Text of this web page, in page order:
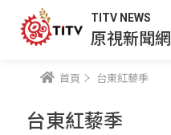
TITV NEWS
原視新聞網
首頁 台東紅藜季
台東紅藜季